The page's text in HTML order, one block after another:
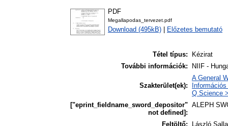
PDF
Megallapodas_tervezet.pdf
Download (495kB) Előzetes bemutató
Tétel típus:
Kézirat
További információk:
NIIF -
Szakterület(ek):
A General
Q Science
["eprint_fieldname_sword_depositor"
not defined]:
ALEPH
Feltöltő:
László